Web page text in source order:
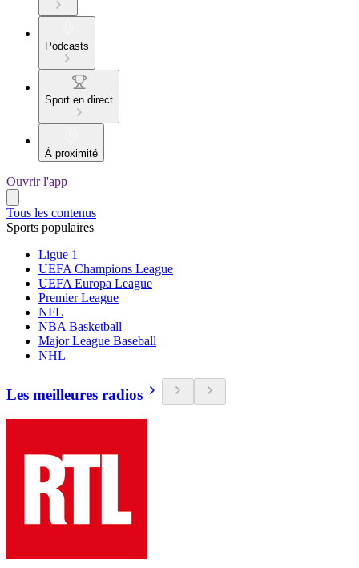
Podcasts
Sport en direct
À proximité
Ouvrir l'app
Tous les contenus
Sports populaires
Ligue 1
UEFA Champions League
UEFA Europa League
Premier League
NFL
NBA Basketball
Major League Baseball
NHL
Les meilleures radios